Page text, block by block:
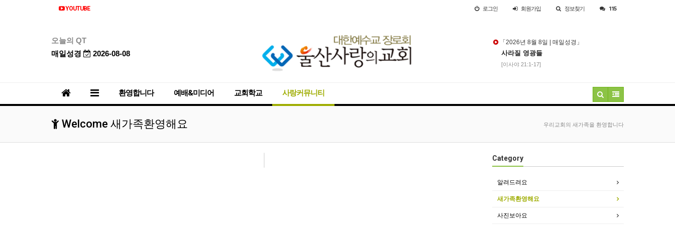
YOUTUBE 로그인 회원가입 정보찾기 115
오늘의 QT
매일성경
2026-08-08
「2026년 8월 8일 | 매일성경」
사라질 영광들
[이사야 21:1-17]
환영합니다 예배&미디어 교회학교 사랑커뮤니티
Welcome 새가족환영해요 우리교회의 새가족을 환영합니다
Category
알려드려요
새가족환영해요
사진보아요